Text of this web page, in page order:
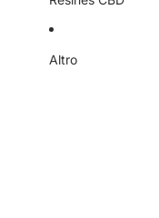
Altro